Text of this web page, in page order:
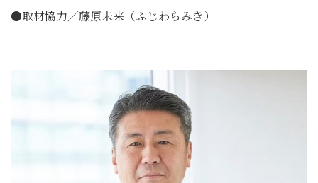
●取材協力／藤原未来（ふじわらみき）